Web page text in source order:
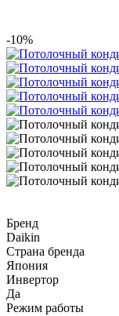
-10%
Бренд
Daikin
Страна бренда
Япония
Инвертор
Да
Режим работы